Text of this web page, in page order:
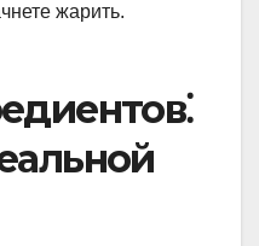
жарить.